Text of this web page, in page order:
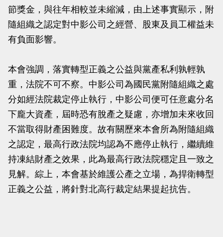
節獎金，與往年相較並未縮減，由上述事實顯示，附
隨組織之認定對中影公司之經營、股東及員工權益未
有負面影響。
本會強調，落實轉型正義之公益與黨產私利孰輕孰
重，法院不可不察。中影公司為國民黨附隨組織之處
分如經法院裁定停止執行，中影公司便可任意處分名
下龐大資產，屆時恐有脫產之疑慮，亦增加未來收回
不當取得財產困難度。故有關歷來本會所為附隨組織
之認定，最高行政法院均認為不應停止執行，繼續維
持凍結財產之效果，此為最高行政法院穩定且一致之
見解。綜上，本會基於維護公產之立場，為捍衛轉型
正義之公益，將針對北高行裁定結果提起抗告。